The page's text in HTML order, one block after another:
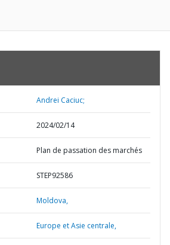
Andrei Caciuc;
2024/02/14
Plan de passation des marchés
STEP92586
Moldova,
Europe et Asie centrale,